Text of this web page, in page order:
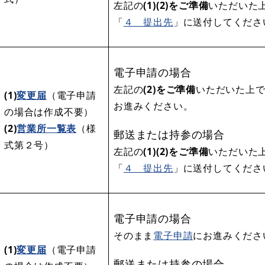
左記の(1)(2)をご準備いただいた
「 ４ 提出先 」に送付してくだ
(1)変更届 （電子申請
の場合は作成不要）
(2)営業所一覧表 （様
式第２号）
電子申請の場合
左記の(2)をご準備いただいた上
お進みください。
郵送または持参の場合
左記の(1)(2)をご準備いただいた
「 ４ 提出先 」に送付してくだ
(1)変更届 （電子申請
電子申請の場合
そのまま 電子申請にお進みくだ